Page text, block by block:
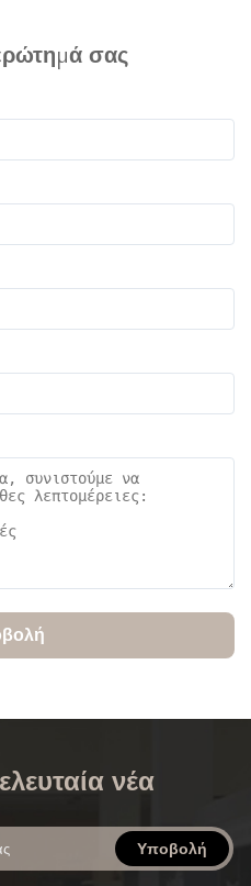
σας
νέα
Υποβολή